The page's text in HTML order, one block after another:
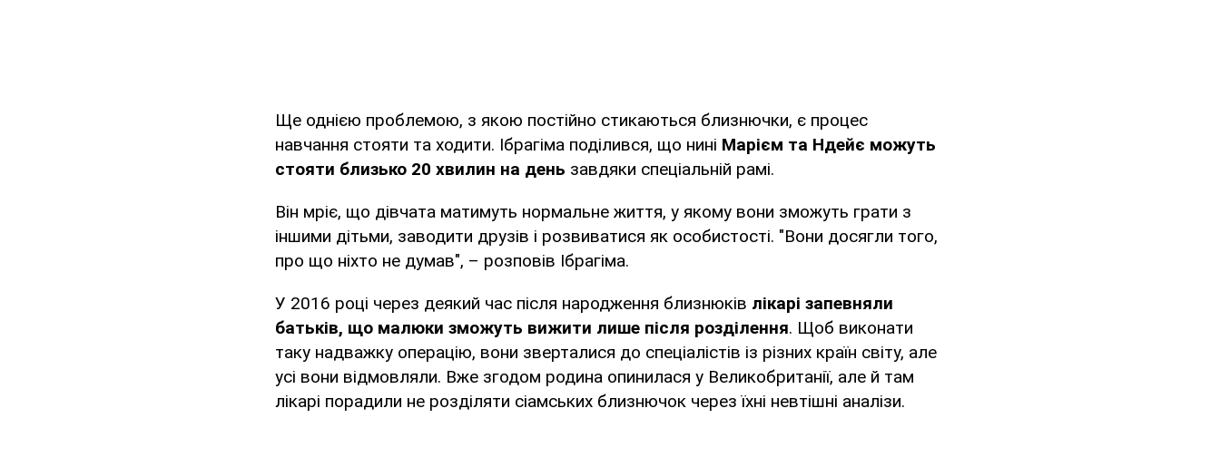
Ще однією проблемою, з якою постійно стикаються близнючки, є процес
навчання стояти та ходити. Ібрагіма поділився, що нині Марієм та Ндейє можуть
стояти близько 20 хвилин на день завдяки спеціальній рамі.
Він мріє, що дівчата матимуть нормальне життя, у якому вони зможуть грати з
іншими дітьми, заводити друзів і розвиватися як особистості. "Вони досягли того,
про що ніхто не думав", – розповів Ібрагіма.
У 2016 році через деякий час після народження близнюків лікарі запевняли
батьків, що малюки зможуть вижити лише після розділення. Щоб виконати
таку надважку операцію, вони зверталися до спеціалістів із різних країн світу, але
усі вони відмовляли. Вже згодом родина опинилася у Великобританії, але й там
лікарі порадили не розділяти сіамських близнючок через їхні невтішні аналізи.